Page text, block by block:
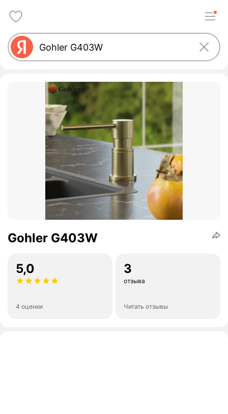
Gohler G403W
5,0
4 оценки
3
отзыва
Читать отзывы